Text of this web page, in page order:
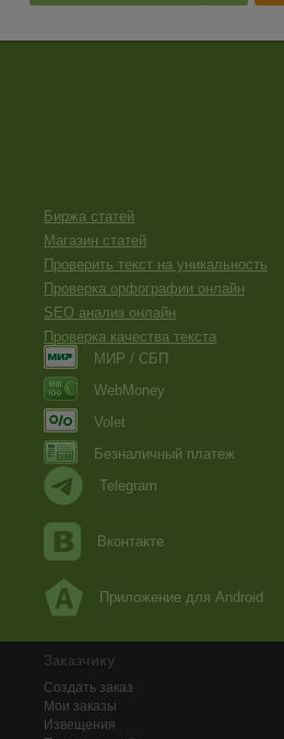
Биржа статей
Магазин статей
Проверить текст на уникальность
Проверка орфографии онлайн
SEO анализ онлайн
Проверка качества текста
МИР / СБП
WebMoney
Volet
Безналичный платеж
Telegram
Вконтакте
Приложение для Android
Заказчику
Создать заказ
Мои заказы
Извещения